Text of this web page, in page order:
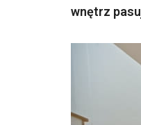
wnętrz